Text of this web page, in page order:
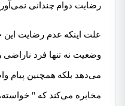
رضایت دوام چندانی
علت اینکه عدم رضایت
وضعیت نه تنها فرد ناراضی
می‌دهد بلکه همچنین پیام
مخابره می‌کند که "